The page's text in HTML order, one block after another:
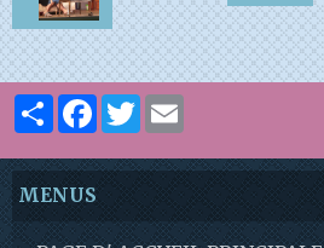
PartagerFacebook
Twitter
MENUS